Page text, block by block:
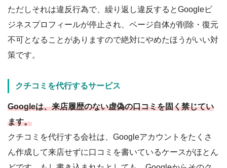
ただしそれは違反行為で、繰り返し違反するとGoogleビ
ジネスプロフィールが停止され、ページ自体が削除・復元
不可となることがありますので絶対にやめたほうがいい対
策です。
クチコミを代行するサービス
Googleは、来店履歴のない虚偽の口コミを固く禁じてい
ます。
クチコミを代行する会社は、Googleアカウントをたくさ
ん作成して来店せずに口コミを書いているケースがほとん